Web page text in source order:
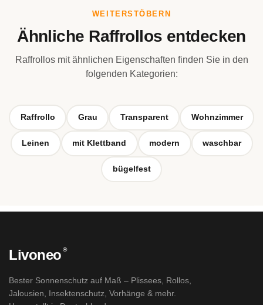
WEITERSTÖBERN
Ähnliche Raffrollos entdecken
Raffrollos mit ähnlichen Eigenschaften finden Sie in den
folgenden Kategorien:
Raffrollo Grau Transparent Wohnzimmer
Leinen mit Klettband modern waschbar
bügelfest
Livoneo ®
Bester Sonnenschutz auf Maß – Plissees, Rollos,
Jalousien, Insektenschutz, Vorhänge & mehr.